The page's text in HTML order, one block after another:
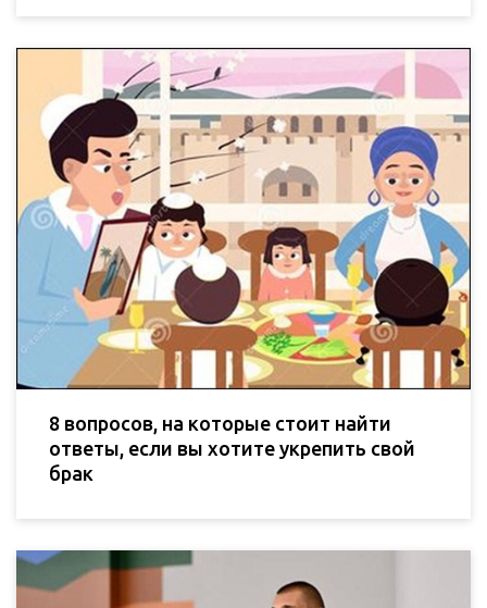
8 вопросов, на которые стоит найти
ответы, если вы хотите укрепить свой
брак